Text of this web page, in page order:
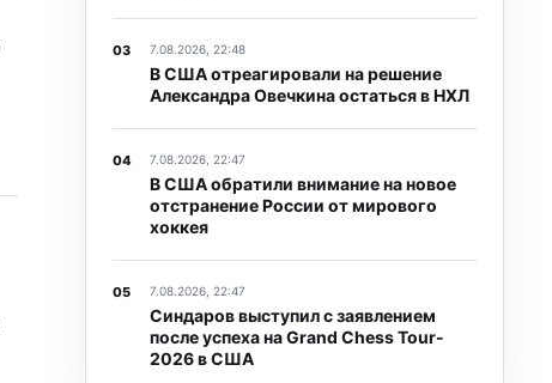
7.08.2026, 22:48
В США отреагировали на решение
Александра Овечкина остаться в НХЛ
7.08.2026, 22:47
В США обратили внимание на новое
отстранение России от мирового
хоккея
7.08.2026, 22:47
Синдаров выступил с заявлением
после успеха на Grand Chess Tour-
2026 в США